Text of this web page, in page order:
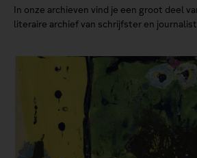
In onze archieven vind je een groot deel
literaire archief van schrijfster en